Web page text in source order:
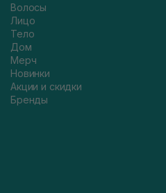
Волосы
Лицо
Тело
Дом
Мерч
Новинки
Акции и скидки
Бренды